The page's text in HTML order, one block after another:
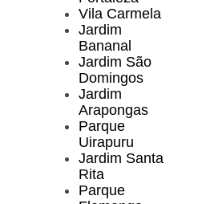
Vila Carmela
Jardim
Bananal
Jardim São
Domingos
Jardim
Arapongas
Parque
Uirapuru
Jardim Santa
Rita
Parque